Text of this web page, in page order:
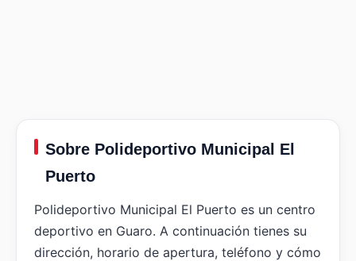
Sobre Polideportivo Municipal El
Puerto
Polideportivo Municipal El Puerto es un centro
deportivo en Guaro. A continuación tienes su
dirección, horario de apertura, teléfono y cómo